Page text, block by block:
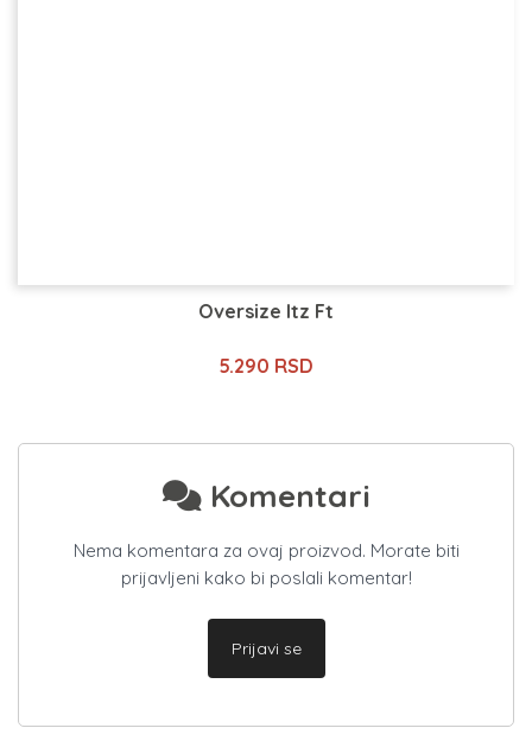
Oversize Itz Ft
5.290 RSD
Komentari
Nema komentara za ovaj proizvod. Morate biti
prijavljeni kako bi poslali komentar!
Prijavi se